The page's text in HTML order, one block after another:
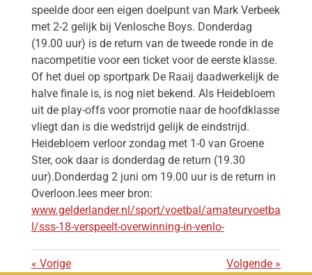
speelde door een eigen doelpunt van Mark Verbeek
met 2-2 gelijk bij Venlosche Boys. Donderdag
(19.00 uur) is de return van de tweede ronde in de
nacompetitie voor een ticket voor de eerste klasse.
Of het duel op sportpark De Raaij daadwerkelijk de
halve finale is, is nog niet bekend. Als Heidebloem
uit de play-offs voor promotie naar de hoofdklasse
vliegt dan is die wedstrijd gelijk de eindstrijd.
Heidebloem verloor zondag met 1-0 van Groene
Ster, ook daar is donderdag de return (19.30
uur).Donderdag 2 juni om 19.00 uur is de return in
Overloon.lees meer bron:
www.gelderlander.nl/sport/voetbal/amateurvoetba
l/sss-18-verspeelt-overwinning-in-venlo-
« Vorige Volgende »